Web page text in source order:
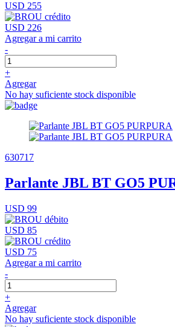
USD 255
USD 226
Agregar a mi carrito
-
+
Agregar
No hay suficiente stock disponible
630717
Parlante JBL BT GO5
USD 99
USD 85
USD 75
Agregar a mi carrito
-
+
Agregar
No hay suficiente stock disponible